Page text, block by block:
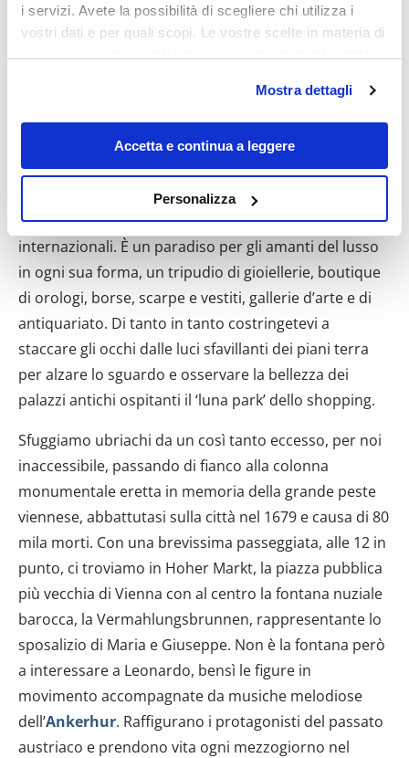
i servizi. Avete la possibilità di scegliere chi utilizza i
vostri dati e per quali scopi. Le vostre scelte in materia di
modificare o revocare il proprio consenso in qualsiasi
momento dalla Dichiarazione sui cookie o facendo clic
sull'icona di attivazione della privacy.
raccogliere informazioni sulla tua posizione
geografica, con un'approssimazione di qualche
metro,
Identificare il tuo dispositivo, scansionandolo
attivamente alla ricerca di caratteristiche specifiche
(impronte digitali).
Approfondisci come vengono elaborati i tuoi dati personali
e imposta le tue preferenze nellasezione dettagli. Puoi
modificare o ritirare il tuo consenso in qualsiasi momento
dalla Dichiarazione sui cookie.
Utilizziamo i cookie per personalizzare contenuti ed
annunci, per fornire funzionalità dei social media e per
analizzare il nostro traffico. Condividiamo inoltre
informazioni sul modo in cui utilizzi il nostro sito con i
nostri partner che si occupano di analisi dei dati web,
pubblicità e social media, i quali potrebbero combinarle
con altre informazioni che hai fornito loro o che hanno
raccolto dal tuo utilizzo dei loro servizi.
Mostra dettagli
Accetta e continua a leggere
Personalizza
Usciamo alla luce del giorno per aggirare il Duomo e
, il distretto commerciale
limitrofo a Stephansplatz delimitato dalle vie
Kohlmarket, Graben e Karntner Strasse. Queste,
fondendosi con un intreccio di vicoli minori, creano
l’ampia area pedonale lastricata dove le vetrine dei
negozi storici affiancano quelle dei costosi marchi
internazionali. È un paradiso per gli amanti del lusso
in ogni sua forma, un tripudio di gioiellerie, boutique
di orologi, borse, scarpe e vestiti, gallerie d’arte e di
antiquariato. Di tanto in tanto costringetevi a
staccare gli occhi dalle luci sfavillanti dei piani terra
per alzare lo sguardo e osservare la bellezza dei
palazzi antichi ospitanti il ‘luna park’ dello shopping.
Sfuggiamo ubriachi da un così tanto eccesso, per noi
inaccessibile, passando di fianco alla colonna
monumentale eretta in memoria della grande peste
viennese, abbattutasi sulla città nel 1679 e causa di 80
mila morti. Con una brevissima passeggiata, alle 12 in
punto, ci troviamo in Hoher Markt, la piazza pubblica
più vecchia di Vienna con al centro la fontana nuziale
barocca, la Vermahlungsbrunnen, rappresentante lo
sposalizio di Maria e Giuseppe. Non è la fontana però
a interessare a Leonardo, bensì le figure in
movimento accompagnate da musiche melodiose
dell’Ankerhur. Raffigurano i protagonisti del passato
austriaco e prendono vita ogni mezzogiorno nel